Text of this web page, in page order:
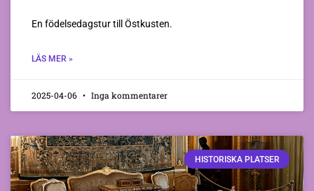
En födelsedagstur till Östkusten.
LÄS MER »
2025-04-06 Inga kommentarer
HISTORISKA PLATSER